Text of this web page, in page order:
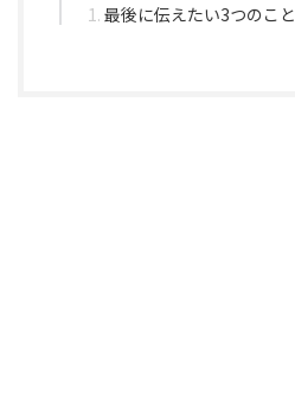
最後に伝えたい3つのこと